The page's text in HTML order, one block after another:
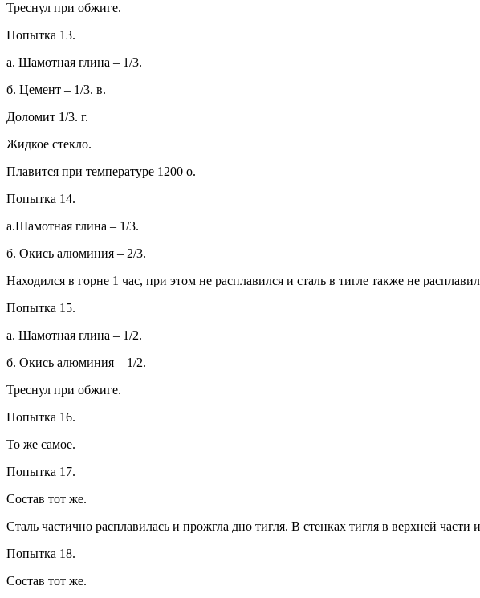
Треснул при обжиге.
Попытка 13.
а. Шамотная глина – 1/3.
б. Цемент – 1/3. в.
Доломит 1/3. г.
Жидкое стекло.
Плавится при температуре 1200 о.
Попытка 14.
а.Шамотная глина – 1/3.
б. Окись алюминия – 2/3.
Находился в горне 1 час, при этом не расплавился и сталь в тигле также не
Попытка 15.
а. Шамотная глина – 1/2.
б. Окись алюминия – 1/2.
Треснул при обжиге.
Попытка 16.
То же самое.
Попытка 17.
Состав тот же.
Сталь частично расплавилась и прожгла дно тигля. В стенках тигля в верхней
Попытка 18.
Состав тот же.